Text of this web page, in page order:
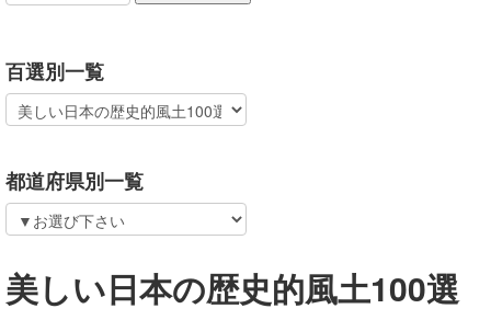
百選別一覧
都道府県別一覧
美しい日本の歴史的風土100選